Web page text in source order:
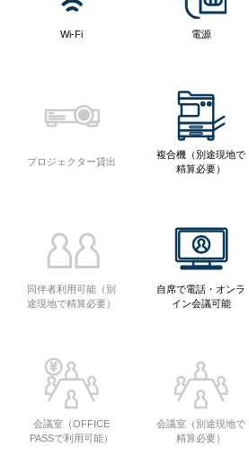
Wi-Fi 電源
プロジェクター貸出
複合機（別途現地で
精算必要）
同伴者利用可能（別
途現地で精算必要）
自席で電話・オンラ
イン会議可能
会議室（OFFICE
PASSで利用可能）
会議室（別途現地で
精算必要）